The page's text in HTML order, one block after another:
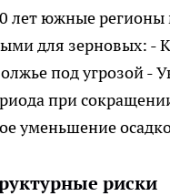
лет южные регионы
для зерновых: -
под угрозой -
при
уменьшение
риски